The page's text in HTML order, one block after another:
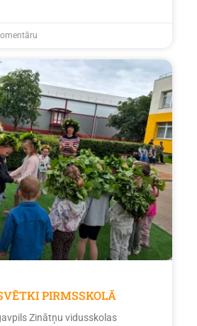
PIRMSSKOLĀ
Zinātņu vidusskolas